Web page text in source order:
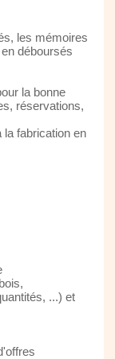
les mémoires
déboursés
la bonne
réservations,
fabrication en
...) et